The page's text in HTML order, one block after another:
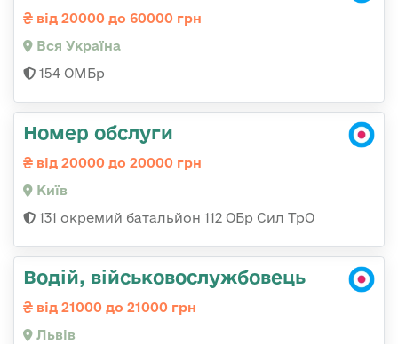
від 20000 до 60000 грн
Вся Україна
154 ОМБр
Номер обслуги
від 20000 до 20000 грн
Київ
131 окремий батальйон 112 ОБр Сил ТрО
Водій, військовослужбовець
від 21000 до 21000 грн
Львів